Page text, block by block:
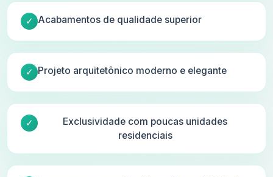
Acabamentos de qualidade superior
Projeto arquitetônico moderno e elegante
Exclusividade com poucas unidades
residenciais